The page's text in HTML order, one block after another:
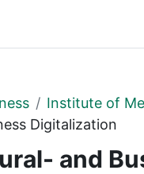
Institute of
Digitalization
and